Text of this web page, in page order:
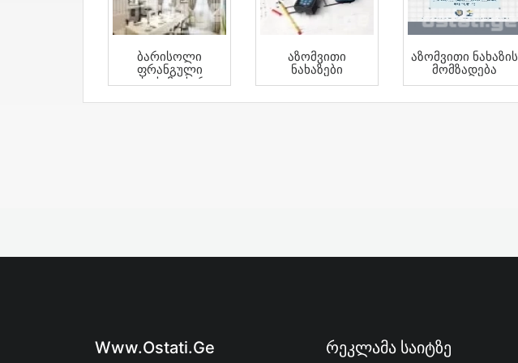
Ბარისოლი
Ფრანგული
Გასაჭიმი Ჭერი
Აზომვითი
Ნახაზები
Აზომვითი Ნახაზის
Მომზადება
Www.ostati.ge Რეკლამა Საიტზე